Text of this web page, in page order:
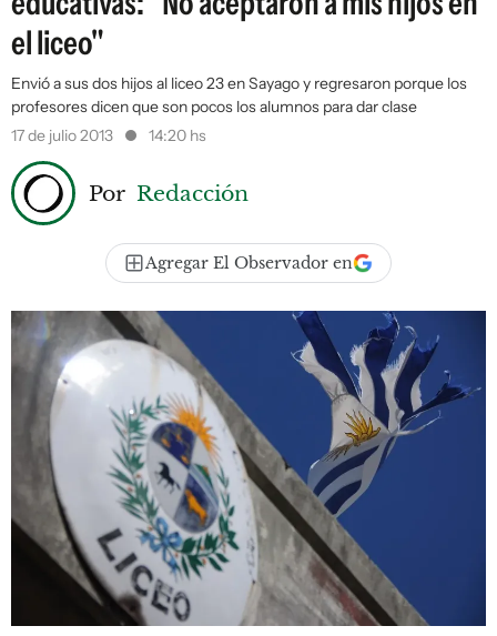
el liceo"
Envió a sus dos hijos al liceo 23 en Sayago y regresaron porque los
profesores dicen que son pocos los alumnos para dar clase
17 de julio 2013
14:20 hs
Por Redacción
Agregar El Observador en